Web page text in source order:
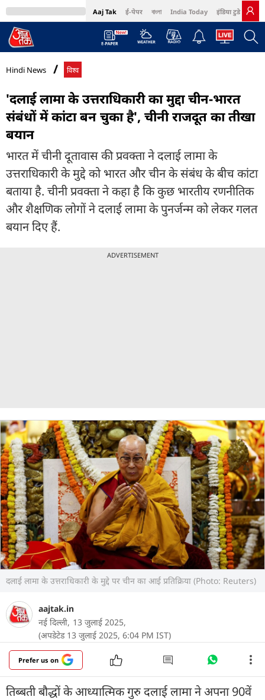
Aaj Tak ई-पेपर বাংলা India Today इंडिया टुडे हिंदी
MumbaiTak Cosmopolitan Harper's Bazaar Northeast
Hindi News विश्व
'दलाई लामा के उत्तराधिकारी का मुद्दा चीन-भारत
संबंधों में कांटा बन चुका है', चीनी राजदूत का तीखा
बयान
भारत में चीनी दूतावास की प्रवक्ता ने दलाई लामा के
उत्तराधिकारी के मुद्दे को भारत और चीन के संबंध के बीच कांटा
बताया है. चीनी प्रवक्ता ने कहा है कि कुछ भारतीय रणनीतिक
और शैक्षणिक लोगों ने दलाई लामा के पुनर्जन्म को लेकर गलत
बयान दिए हैं.
ADVERTISEMENT
दलाई लामा के उत्तराधिकारी के मुद्दे पर चीन का आई प्रतिक्रिया (Photo: Reuters)
aajtak.in
नई दिल्ली, 13 जुलाई 2025,
(अपडेटेड 13 जुलाई 2025, 6:04 PM IST)
Prefer us on
तिब्बती बौद्धों के आध्यात्मिक गुरु दलाई लामा ने अपना 90वें